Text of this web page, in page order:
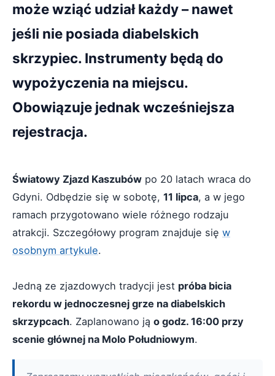
może wziąć udział każdy – nawet
jeśli nie posiada diabelskich
skrzypiec. Instrumenty będą do
wypożyczenia na miejscu.
Obowiązuje jednak wcześniejsza
rejestracja.
Światowy Zjazd Kaszubów po 20 latach wraca do
Gdyni. Odbędzie się w sobotę, 11 lipca, a w jego
ramach przygotowano wiele różnego rodzaju
atrakcji. Szczegółowy program znajduje się w
osobnym artykule.
Jedną ze zjazdowych tradycji jest próba bicia
rekordu w jednoczesnej grze na diabelskich
skrzypcach. Zaplanowano ją o godz. 16:00 przy
scenie głównej na Molo Południowym.